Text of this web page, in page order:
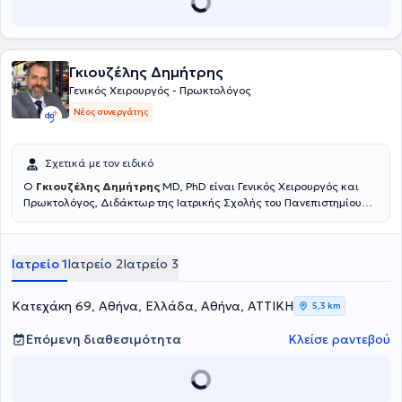
Γκιουζέλης Δημήτρης
Γενικός Χειρουργός - Πρωκτολόγος
Νέος συνεργάτης
Σχετικά με τον ειδικό
Ο Γκιουζέλης Δημήτρης MD, PhD είναι Γενικός Χειρουργός και
Πρωκτολόγος, Διδάκτωρ της Ιατρικής Σχολής του Πανεπιστημίου
ενημερωθεί για παθήσεις που αφορούν τη Χειρουργική του Πεπτικού
Βουβωνοκήλη, κοιλιοκήλη, ομφαλοκήλη) και πλήθος άλλων
χειρουργικών παθήσεων. Ο Ιατρός Δημήτριος Γκιουζέλης είναι
Διευθυντής της Χειρουργικής Κλινικής στον Όμιλο Ιατρικού Κέντρου
Αθηνών, Κλινική Ψυχικού. Έχει διατελέσει Διευθυντής της
Χειρουργικής Κλινικής της Βιοκλινικής Πειραιά και Επιστημονικός
Συνεργάτης του Χειρουργικού Τμήματος της Βιοκλινικής Αθηνών.
Ελάχιστα Επεμβατική Χειρουργική και στη Χειρουργική Ογκολογία.
Ιατρείο 1Ιατρείο 2Ιατρείο 3
Κατεχάκη 69, Αθήνα, Ελλάδα, Αθήνα, ΑΤΤΙΚΗ 5,3 km
Επόμενη διαθεσιμότητα Κλείσε ραντεβού